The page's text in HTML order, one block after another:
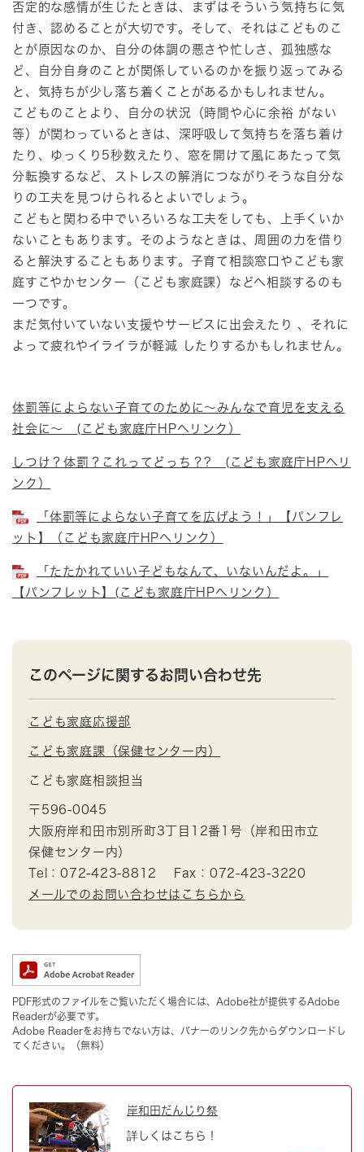
否定的な感情が生じたときは、まずはそういう気持ちに気
付き、認めることが大切です。そして、それはこどものこ
とが原因なのか、自分の体調の悪さや忙しさ、孤独感な
ど、自分自身のことが関係しているのかを振り返ってみる
と、気持ちが少し落ち着くことがあるかもしれません。
こどものことより、自分の状況（時間や心に余裕 がない
等）が関わっているときは、深呼吸して気持ちを落ち着け
たり、ゆっくり5秒数えたり、窓を開けて風にあたって気
分転換するなど、ストレスの解消につながりそうな自分な
りの工夫を見つけられるとよいでしょう。
こどもと関わる中でいろいろな工夫をしても、上手くいか
ないこともあります。そのようなときは、周囲の力を借り
ると解決することもあります。子育て相談窓口やこども家
庭すこやかセンター（こども家庭課）などへ相談するのも
一つです。
まだ気付いていない支援やサービスに出会えたり 、それに
よって疲れやイライラが軽減 したりするかもしれません。
体罰等によらない子育てのために～みんなで育児を支える
社会に～ (こども家庭庁HPへリンク）
しつけ？体罰？これってどっち？? (こども家庭庁HPへリ
ンク）
「体罰等によらない子育てを広げよう！」【パンフレ
ット】（こども家庭庁HPへリンク）
「たたかれていい子どもなんて、いないんだよ。」
【パンフレット】(こども家庭庁HPへリンク）
このページに関するお問い合わせ先
こども家庭応援部
こども家庭課（保健センター内）
こども家庭相談担当
〒596-0045
大阪府岸和田市別所町3丁目12番1号（岸和田市立
保健センター内）
Tel：072-423-8812
Fax：072-423-3220
メールでのお問い合わせはこちらから
PDF形式のファイルをご覧いただく場合には、Adobe社が提供するAdobe
Readerが必要です。
Adobe Readerをお持ちでない方は、バナーのリンク先からダウンロードし
てください。（無料）
岸和田だんじり祭
詳しくはこちら！